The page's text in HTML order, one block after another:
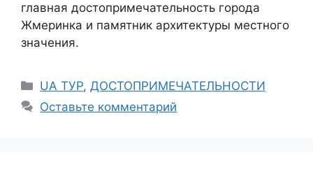
главная достопримечательность города
Жмеринка и памятник архитектуры местного
значения.
Рубрики
UA ТУР,ДОСТОПРИМЕЧАТЕЛЬНОСТИ
Оставьте комментарий